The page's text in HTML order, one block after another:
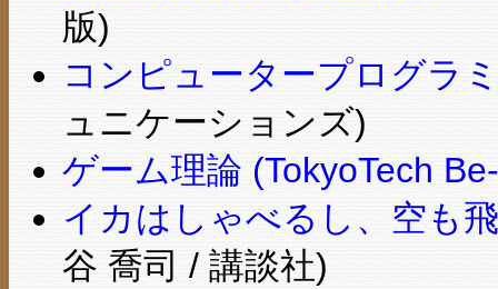
版)
コンピュータープログラ
ュニケーションズ)
ゲーム理論 (TokyoTech
イカはしゃべるし、空も
谷 喬司 / 講談社)